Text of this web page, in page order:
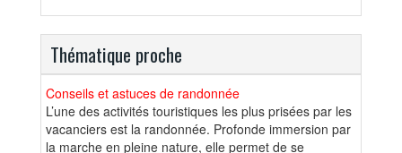
Thématique proche
Conseils et astuces de randonnée
L’une des activités touristiques les plus prisées par les
vacanciers est la randonnée. Profonde immersion par
la marche en pleine nature, elle permet de se